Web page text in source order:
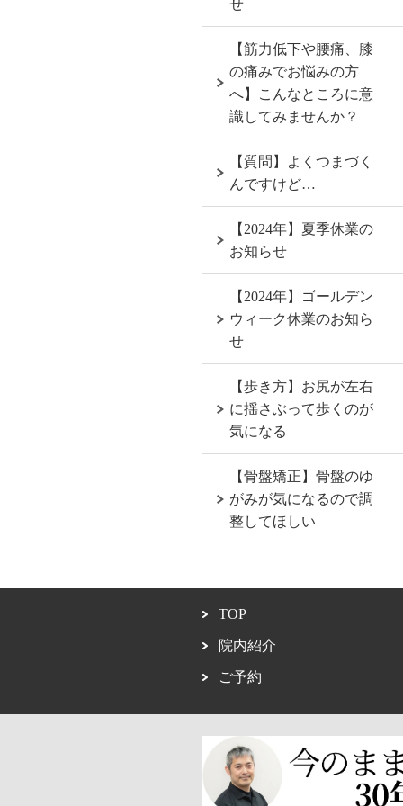
せ
【筋力低下や腰痛、膝
の痛みでお悩みの方
へ】こんなところに意
識してみませんか？
【質問】よくつまづく
んですけど…
【2024年】夏季休業の
お知らせ
【2024年】ゴールデン
ウィーク休業のお知ら
せ
【歩き方】お尻が左右
に揺さぶって歩くのが
気になる
【骨盤矯正】骨盤のゆ
がみが気になるので調
整してほしい
TOP
院内紹介
ご予約